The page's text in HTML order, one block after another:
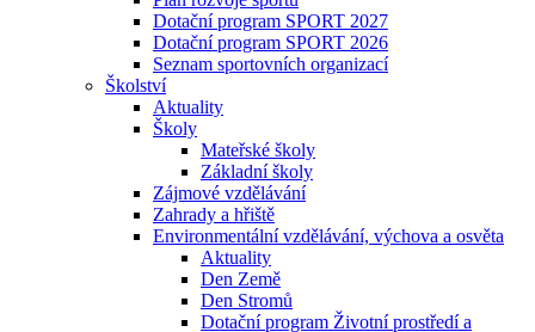
Dotační program SPORT 2027
Dotační program SPORT 2026
Seznam sportovních organizací
Školství
Aktuality
Školy
Mateřské školy
Základní školy
Zájmové vzdělávání
Zahrady a hřiště
Environmentální vzdělávání, výchova a osvěta
Aktuality
Den Země
Den Stromů
Dotační program Životní prostředí a